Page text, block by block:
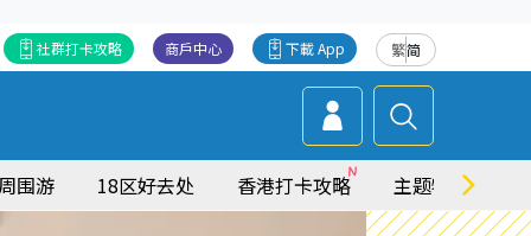
繁简
下載 App
商戶中心
社群打卡攻略
围游 18区好去处 香港打卡攻略 主题特集